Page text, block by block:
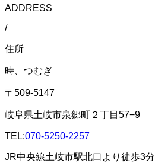
ADDRESS
/
住所
時、つむぎ
〒509-5147
岐阜県土岐市泉郷町２丁目57−9
TEL:070-5250-2257
JR中央線土岐市駅北口より徒歩3分